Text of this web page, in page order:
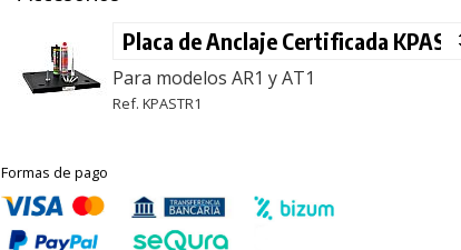
Para modelos AR1 y AT1
Ref. KPASTR1
Formas de pago